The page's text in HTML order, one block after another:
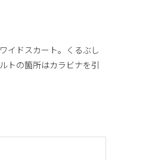
イドスカート。くるぶし
トの箇所はカラビナを引